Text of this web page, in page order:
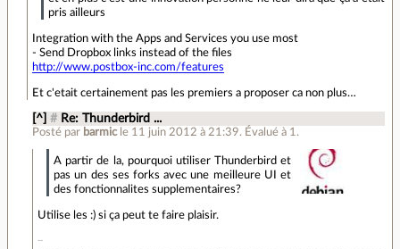
pris ailleurs
Integration with the Apps and Services you use most
- Send Dropbox links instead of the files
http://www.postbox-inc.com/features
Et c'etait certainement pas les premiers a proposer ca non plus…
[^] # Re: Thunderbird ...
Posté par barmic le 11 juin 2012 à 21:39. Évalué à 1 .
A partir de la, pourquoi utiliser Thunderbird et
pas un des ses forks avec une meilleure UI et
des fonctionnalites supplementaires?
Utilise les :) si ça peut te faire plaisir.